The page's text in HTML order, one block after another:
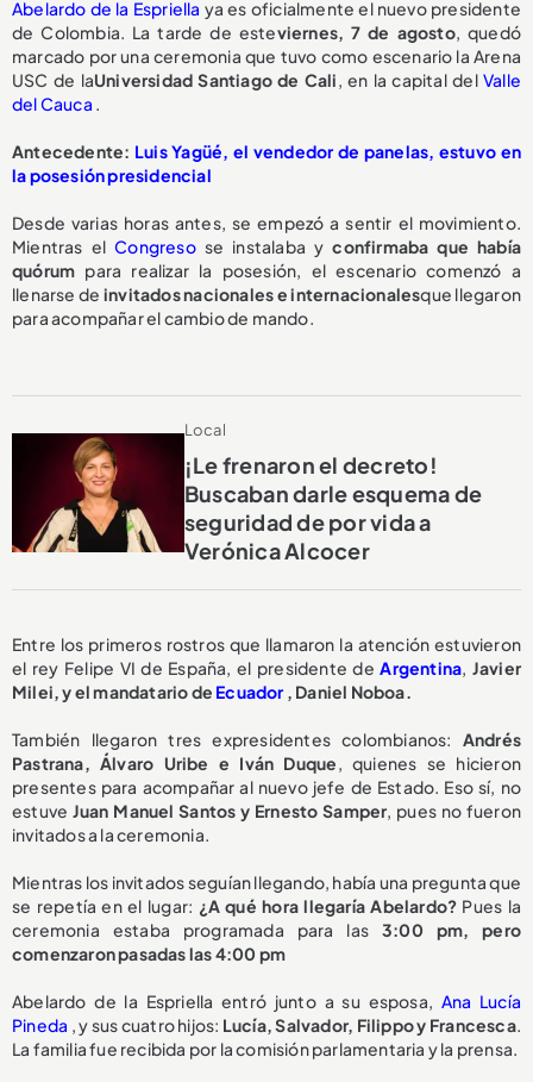
Abelardo de la Espriella ya es oficialmente el nuevo presidente
de Colombia. La tarde de esteviernes, 7 de agosto, quedó
marcado por una ceremonia que tuvo como escenario la Arena
USC de laUniversidad Santiago de Cali, en la capital del Valle
del Cauca .
Antecedente: Luis Yagüé, el vendedor de panelas, estuvo en
la posesión presidencial
Desde varias horas antes, se empezó a sentir el movimiento.
Mientras elCongresose instalaba yconfirmaba que había
quórum para realizar la posesión, el escenario comenzó a
llenarse de invitados nacionales e internacionalesque llegaron
para acompañar el cambio de mando.
Local
¡Le frenaron el decreto!
Buscaban darle esquema de
seguridad de por vida a
Verónica Alcocer
Entre los primeros rostros que llamaron la atención estuvieron
el rey Felipe VI de España, el presidente deArgentina, Javier
Milei, y el mandatario de Ecuador , Daniel Noboa.
También llegaron tres expresidentes colombianos: Andrés
Pastrana, Álvaro Uribe e Iván Duque, quienes se hicieron
presentes para acompañar al nuevo jefe de Estado. Eso sí, no
estuve Juan Manuel Santos y Ernesto Samper, pues no fueron
invitados a la ceremonia.
Mientras los invitados seguían llegando, había una pregunta que
se repetía en el lugar: ¿A qué hora llegaría Abelardo? Pues la
ceremonia estaba programada para las 3:00 pm, pero
comenzaron pasadas las 4:00 pm
Abelardo de la Espriella entró junto a su esposa, Ana Lucía
Pineda , y sus cuatro hijos: Lucía, Salvador, Filippo y Francesca.
La familia fue recibida por la comisión parlamentaria y la prensa.